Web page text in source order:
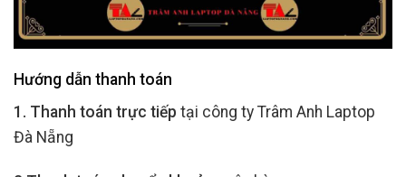
Hướng dẫn thanh toán
1. Thanh toán trực tiếp tại công ty Trâm Anh Laptop
Đà Nẵng